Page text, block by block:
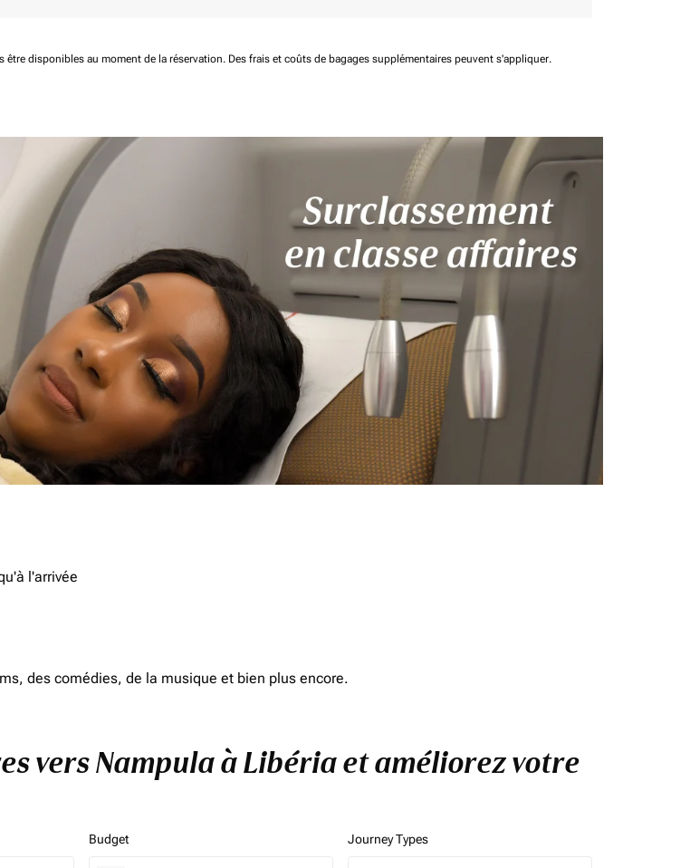
être disponibles au moment de la réservation. Des frais et coûts de bagages supplémentaires peuvent s'appliquer.
l'arrivée
des comédies, de la musique et bien plus encore.
vers Nampula à Libéria et améliorez votre
Budget Journey Types